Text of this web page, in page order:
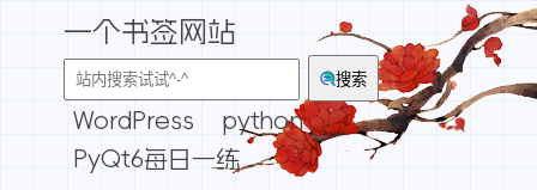
一个书签网站
搜索
WordPress
python
PyQt6每日一练